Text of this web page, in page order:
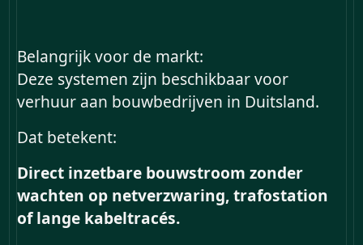
Belangrijk voor de markt:
Deze systemen zijn beschikbaar voor
verhuur aan bouwbedrijven in Duitsland.
Dat betekent:
Direct inzetbare bouwstroom zonder
wachten op netverzwaring, trafostation
of lange kabeltracés.